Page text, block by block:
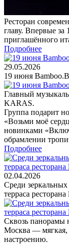
Ресторан
главу. Впервые
приглашённого
Подробнее
29.05.2026
19 июня
Главный
KARAS.
Группа подарит
«Возьми моё
новинками
обрамлении
Подробнее
02.04.2026
Среди
терраса
Сквозь панорамы
Москва — мягкая,
настроению.